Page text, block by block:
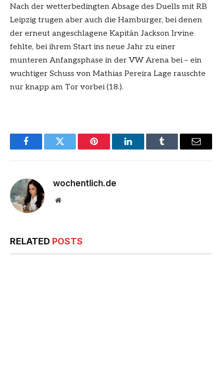
Nach der wetterbedingten Absage des Duells mit RB
Leipzig trugen aber auch die Hamburger, bei denen
der erneut angeschlagene Kapitän Jackson Irvine
fehlte, bei ihrem Start ins neue Jahr zu einer
munteren Anfangsphase in der VW Arena bei – ein
wuchtiger Schuss von Mathias Pereira Lage rauschte
nur knapp am Tor vorbei (18.).
FacebookTwitter Pinterest LinkedInTumblr Email
wochentlich.de
Website
RELATED POSTS